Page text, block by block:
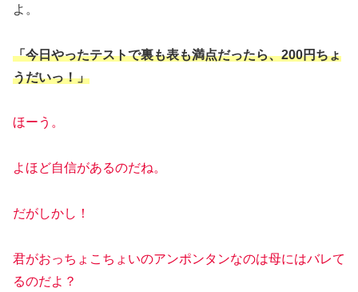
よ。
「今日やったテストで裏も表も満点だったら、200円ちょ
うだいっ！」
ほーう。
よほど自信があるのだね。
だがしかし！
君がおっちょこちょいのアンポンタンなのは母にはバレて
るのだよ？